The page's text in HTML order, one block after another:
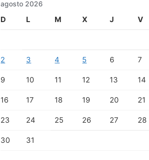
agosto 2026
D L M X J V
2 3 4 5 6 7
9 10 11 12 13 14
16 17 18 19 20 21
23 24 25 26 27 28
30 31